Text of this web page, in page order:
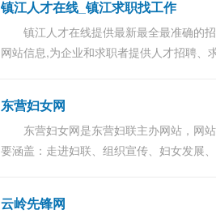
镇江人才在线_镇江求职找工作
镇江人才在线提供最新最全最准确的
网站信息,为企业和求职者提供人才招聘、
线...
东营妇女网
东营妇女网是东营妇联主办网站，网
要涵盖：走进妇联、组织宣传、妇女发展
云岭先锋网